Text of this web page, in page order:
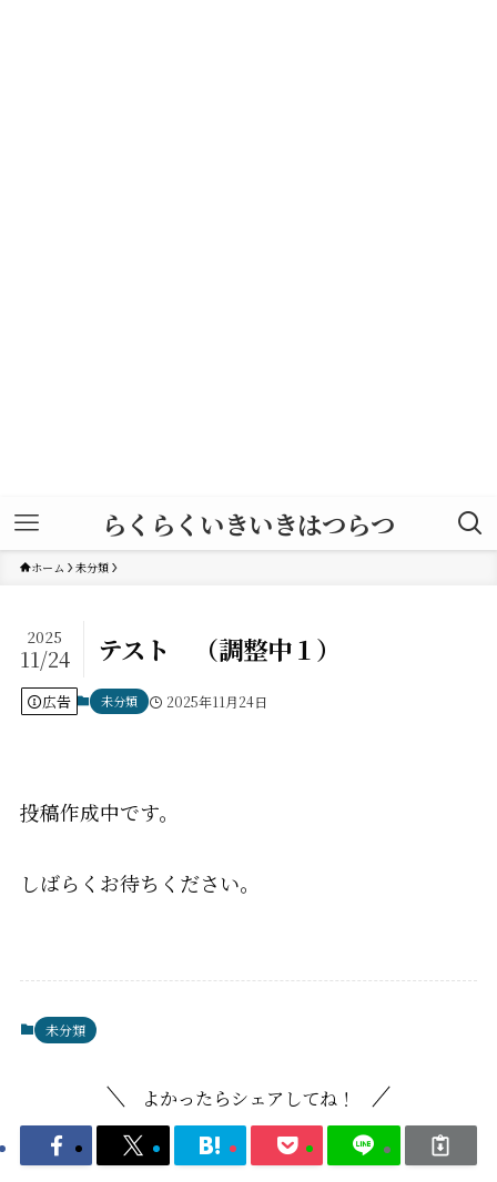
らくらくいきいきはつらつ
ホーム 未分類
テスト （調整中１）
2025
11/24
広告 未分類 2025年11月24日
投稿作成中です。
しばらくお待ちください。
未分類
よかったらシェアしてね！